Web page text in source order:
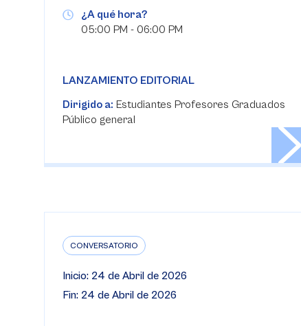
¿A qué hora?
05:00 PM - 06:00 PM
LANZAMIENTO EDITORIAL
Dirigido a: Estudiantes Profesores Graduados
Público general
CONVERSATORIO
Inicio: 24 de Abril de 2026
Fin: 24 de Abril de 2026